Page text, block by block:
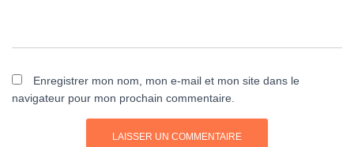
Enregistrer mon nom, mon e-mail et mon site dans le
navigateur pour mon prochain commentaire.